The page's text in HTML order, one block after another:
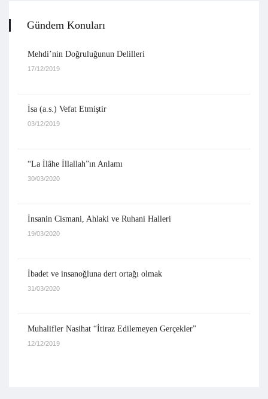
Gündem Konuları
Mehdi’nin Doğruluğunun Delilleri
17/12/2019
İsa (a.s.) Vefat Etmiştir
03/12/2019
“La İlâhe İllallah”ın Anlamı
30/03/2020
İnsanin Cismani, Ahlaki ve Ruhani Halleri
19/03/2020
İbadet ve insanoğluna dert ortağı olmak
31/03/2020
Muhalifler Nasihat “İtiraz Edilemeyen Gerçekler”
12/12/2019